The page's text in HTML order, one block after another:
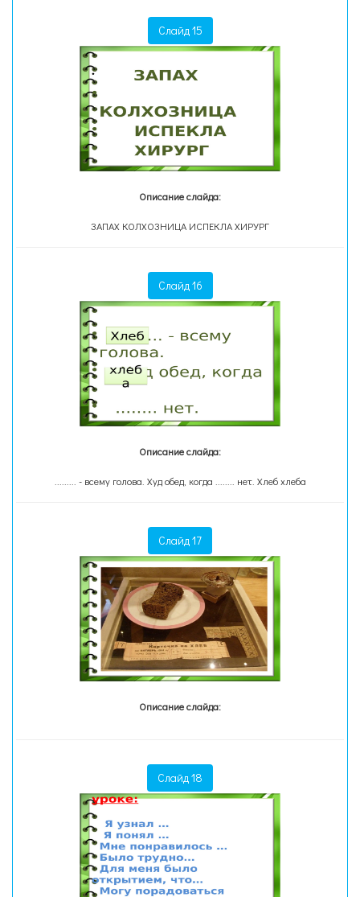
Слайд 15
Описание слайда:
ЗАПАХ КОЛХОЗНИЦА ИСПЕКЛА ХИРУРГ
Слайд 16
Описание слайда:
......... - всему голова. Худ обед, когда ........ нет. Хлеб хлеба
Слайд 17
Описание слайда:
Слайд 18